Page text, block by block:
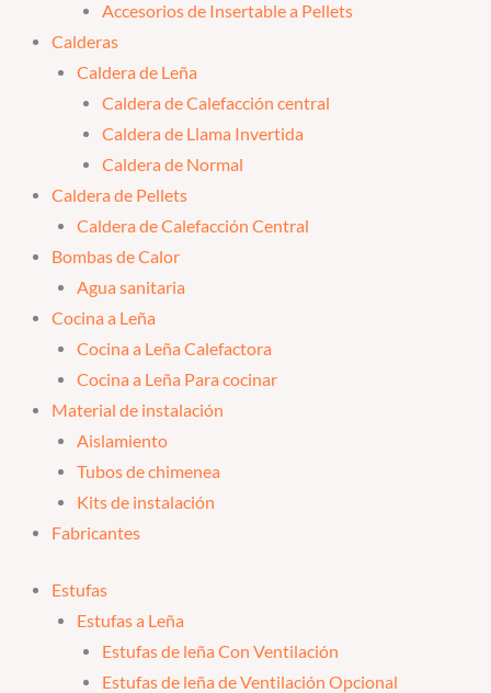
Accesorios de Insertable a Pellets
Calderas
Caldera de Leña
Caldera de Calefacción central
Caldera de Llama Invertida
Caldera de Normal
Caldera de Pellets
Caldera de Calefacción Central
Bombas de Calor
Agua sanitaria
Cocina a Leña
Cocina a Leña Calefactora
Cocina a Leña Para cocinar
Material de instalación
Aislamiento
Tubos de chimenea
Kits de instalación
Fabricantes
Estufas
Estufas a Leña
Estufas de leña Con Ventilación
Estufas de leña de Ventilación Opcional